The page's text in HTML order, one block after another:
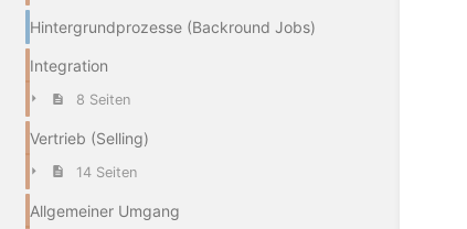
Hintergrundprozesse (Backround Jobs)
Integration
8 Seiten
Vertrieb (Selling)
14 Seiten
Allgemeiner Umgang